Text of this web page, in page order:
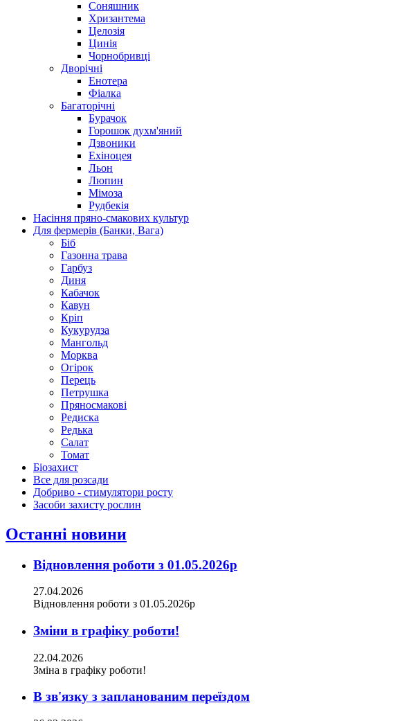
Соняшник
Хризантема
Целозія
Цинія
Чорнобривці
Дворічні
Енотера
Фіалка
Багаторічні
Бурачок
Горошок духм'яний
Дзвоники
Ехіноцея
Льон
Люпин
Мімоза
Рудбекія
Насіння пряно-смакових культур
Для фермерів (Банки, Вага)
Біб
Газонна трава
Гарбуз
Диня
Кабачок
Кавун
Кріп
Кукурудза
Мангольд
Морква
Огірок
Перець
Петрушка
Пряносмакові
Редиска
Редька
Салат
Томат
Біозахист
Все для розсади
Добриво - стимулятори росту
Засоби захисту рослин
Останні новини
Відновлення роботи з 01.05.2026р
27.04.2026
Відновлення роботи з 01.05.2026р
Зміни в графіку роботи!
22.04.2026
Зміна в графіку роботи!
В зв'язку з запланованим переїздом